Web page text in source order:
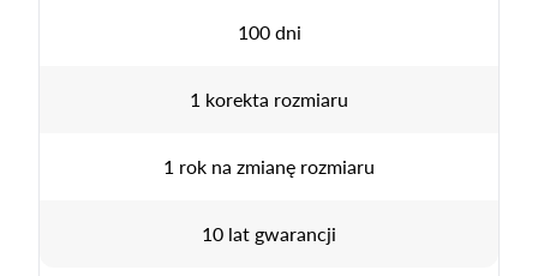
100 dni
1 korekta rozmiaru
1 rok na zmianę rozmiaru
10 lat gwarancji